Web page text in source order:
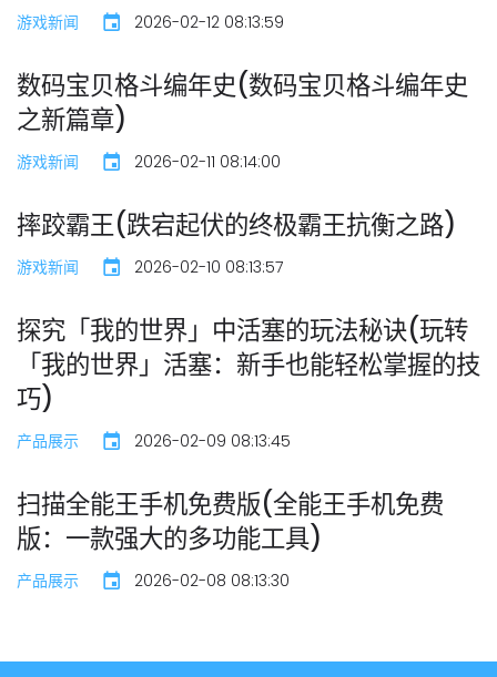
游戏新闻 2026-02-12 08:13:59
数码宝贝格斗编年史(数码宝贝格斗编年史
之新篇章)
游戏新闻 2026-02-11 08:14:00
摔跤霸王(跌宕起伏的终极霸王抗衡之路)
游戏新闻 2026-02-10 08:13:57
探究「我的世界」中活塞的玩法秘诀(玩转
「我的世界」活塞：新手也能轻松掌握的技
巧)
产品展示 2026-02-09 08:13:45
扫描全能王手机免费版(全能王手机免费
版：一款强大的多功能工具)
产品展示 2026-02-08 08:13:30